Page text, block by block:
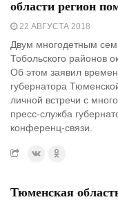
области регион
22 АВГУСТА 2018
Двум многодетным
Тобольского районов
Об этом заявил
губернатора
личной встречи с
пресс-служба
конференц-связи.
Тюменская